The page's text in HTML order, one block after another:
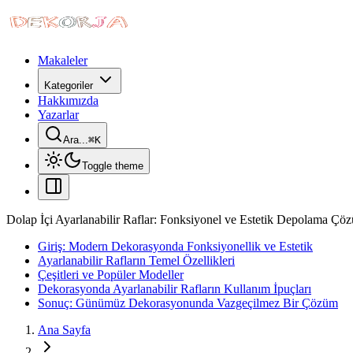
Makaleler
Kategoriler
Hakkımızda
Yazarlar
Ara...⌘K
Toggle theme
Dolap İçi Ayarlanabilir Raflar: Fonksiyonel ve Estetik Depolama
Giriş: Modern Dekorasyonda Fonksiyonellik ve Estetik
Ayarlanabilir Rafların Temel Özellikleri
Çeşitleri ve Popüler Modeller
Dekorasyonda Ayarlanabilir Rafların Kullanım İpuçları
Sonuç: Günümüz Dekorasyonunda Vazgeçilmez Bir Çözüm
Ana Sayfa